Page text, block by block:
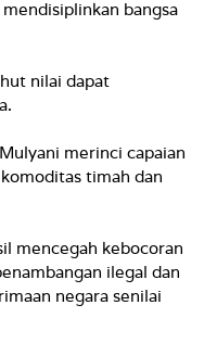
bangsa
nilai dapat
merinci capaian
timah dan
mencegah kebocoran
ilegal dan
negara senilai